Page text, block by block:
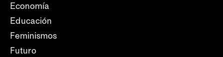
Economía
Educación
Feminismos
Futuro